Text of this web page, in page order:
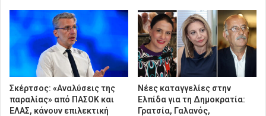
Σκέρτσος: «Αναλύσεις της
παραλίας» από ΠΑΣΟΚ και
ΕΛΑΣ, κάνουν επιλεκτική
Νέες καταγγελίες στην
Ελπίδα για τη Δημοκρατία:
Γρατσία, Γαλανός,